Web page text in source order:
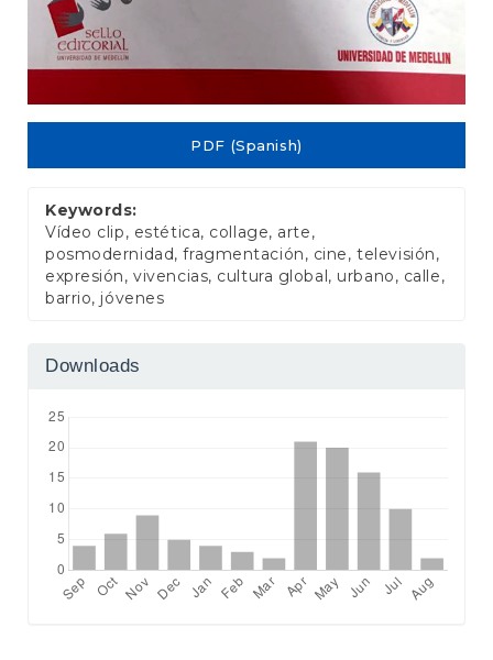
PDF (Spanish)
Keywords:
Vídeo clip, estética, collage, arte,
posmodernidad, fragmentación, cine, televisión,
expresión, vivencias, cultura global, urbano, calle,
barrio, jóvenes
Downloads